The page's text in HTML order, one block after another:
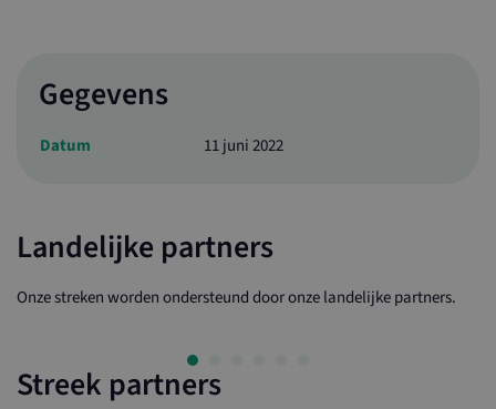
Gegevens
Datum 11 juni 2022
Landelijke partners
Onze streken worden ondersteund door onze landelijke partners.
Streek partners